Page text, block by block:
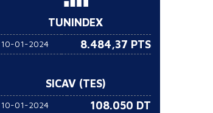
TUNINDEX
10-01-2024 8.484,37 PTS
SICAV (TES)
10-01-2024 108.050 DT